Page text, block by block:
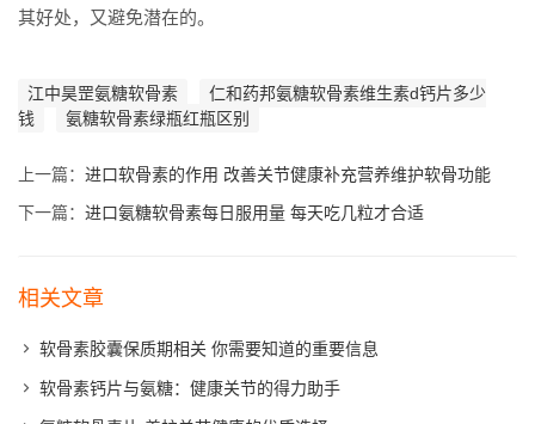
其好处，又避免潜在的。
江中昊罡氨糖软骨素
仁和药邦氨糖软骨素维生素d钙片多少
钱
氨糖软骨素绿瓶红瓶区别
上一篇： 进口软骨素的作用 改善关节健康补充营养维护软骨功能
下一篇： 进口氨糖软骨素每日服用量 每天吃几粒才合适
相关文章
软骨素胶囊保质期相关 你需要知道的重要信息
软骨素钙片与氨糖：健康关节的得力助手